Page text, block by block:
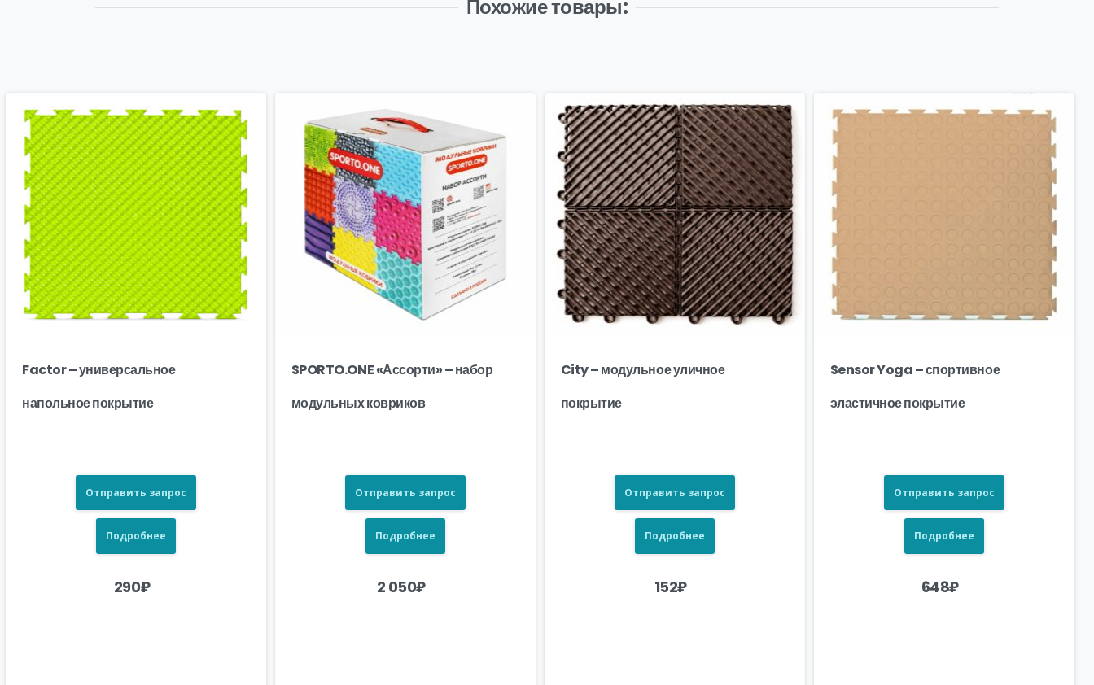
Похожие товары:
Factor – универсальное
напольное покрытие
Отправить запрос
Подробнее
290₽
SPORTO.ONE «Ассорти» – набор
модульных ковриков
Отправить запрос
Подробнее
2 050₽
City – модульное уличное
покрытие
Отправить запрос
Подробнее
152₽
Sensor Yoga – спортивное
эластичное покрытие
Отправить запрос
Подробнее
648₽